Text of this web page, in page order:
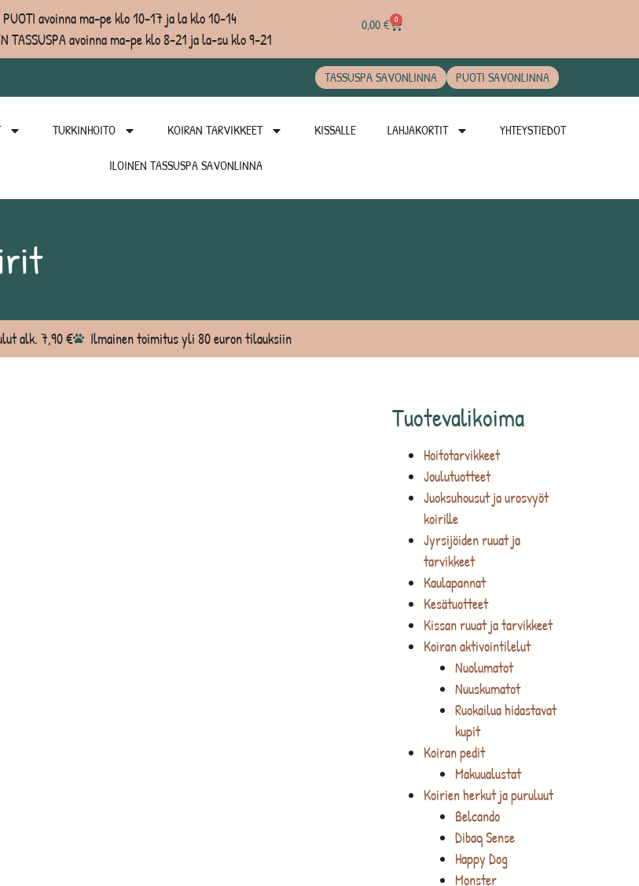
PUOTI avoinna ma-pe klo 10-17 ja la klo 10-14
TASSUSPA avoinna ma-pe klo 8-21 ja la-su klo 9-21
0,00€ 0
TASSUSPA SAVONLINNA PUOTI SAVONLINNA
TURKINHOITO KOIRAN TARVIKKEET KISSALLE LAHJAKORTIT YHTEYSTIEDOT
ILOINEN TASSUSPA SAVONLINNA
alk. 7,90 € Ilmainen toimitus yli 80 euron tilauksiin
Tuotevalikoima
Hoitotarvikkeet
Joulutuotteet
Juoksuhousut ja urosvyöt
koirille
Jyrsijöiden ruuat ja
tarvikkeet
Kaulapannat
Kesätuotteet
Kissan ruuat ja tarvikkeet
Koiran aktivointilelut
Nuolumatot
Nuuskumatot
Ruokailua hidastavat
kupit
Koiran pedit
Makuualustat
Koirien herkut ja puruluut
Belcando
Dibaq Sense
Happy Dog
Monster